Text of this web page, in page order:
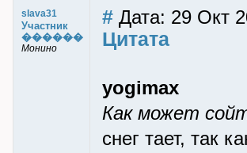
slava31
Участник
������
Монино
# Дата: 29 Окт
Цитата
yogimax
Как может
снег тает, так